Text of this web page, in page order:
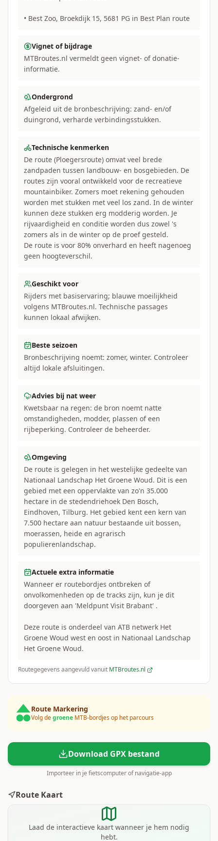
• Best Zoo, Broekdijk 15, 5681 PG in Best Plan route
Vignet of bijdrage
MTBroutes.nl vermeldt geen vignet- of donatie-
informatie.
Ondergrond
Afgeleid uit de bronbeschrijving: zand- en/of
duingrond, verharde verbindingsstukken.
Technische kenmerken
De route (Ploegersroute) omvat veel brede
zandpaden tussen landbouw- en bosgebieden. De
routes zijn vooral ontwikkeld voor de recreatieve
mountainbiker. Zomers moet rekening gehouden
worden met stukken met veel los zand. In de winter
kunnen deze stukken erg modderig worden. Je
rijvaardigheid en conditie worden dus zowel 's
zomers als in de winter op de proef gesteld.
De route is voor 80% onverhard en heeft nagenoeg
geen hoogteverschil.
Geschikt voor
Rijders met basiservaring; blauwe moeilijkheid
volgens MTBroutes.nl. Technische passages
kunnen lokaal afwijken.
Beste seizoen
Bronbeschrijving noemt: zomer, winter. Controleer
altijd lokale afsluitingen.
Advies bij nat weer
Kwetsbaar na regen: de bron noemt natte
omstandigheden, modder, plassen of een
rijbeperking. Controleer de beheerder.
Omgeving
De route is gelegen in het westelijke gedeelte van
Nationaal Landschap Het Groene Woud. Dit is een
gebied met een oppervlakte van zo'n 35.000
hectare in de stedendriehoek Den Bosch,
Eindhoven, Tilburg. Het gebied kent een kern van
7.500 hectare aan natuur bestaande uit bossen,
moerassen, heide en agrarisch
populierenlandschap.
Actuele extra informatie
Wanneer er routebordjes ontbreken of
onvolkomenheden op de tracks zijn, kun je dit
doorgeven aan 'Meldpunt Visit Brabant' .
Deze route is onderdeel van ATB netwerk Het
Groene Woud west en oost in Nationaal Landschap
Het Groene Woud.
Routegegevens aangevuld vanuit MTBroutes.nl
Route Markering
Volg degroene MTB-bordjes op het parcours
Download GPX bestand
Importeer in je fietscomputer of navigatie-app
Route Kaart
Laad de interactieve kaart wanneer je hem nodig
hebt.